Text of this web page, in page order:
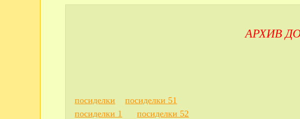
АРХИВ
посиделки
посиделки 51
посиделки 1
посиделки 52